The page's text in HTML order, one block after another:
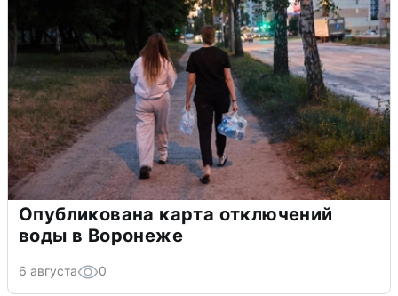
Опубликована карта отключений
воды в Воронеже
6 августа 0